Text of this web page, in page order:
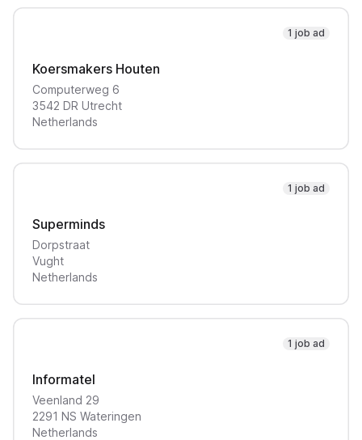
1 job ad
Koersmakers Houten
Computerweg 6
3542 DR Utrecht
Netherlands
1 job ad
Superminds
Dorpstraat
Vught
Netherlands
1 job ad
Informatel
Veenland 29
2291 NS Wateringen
Netherlands